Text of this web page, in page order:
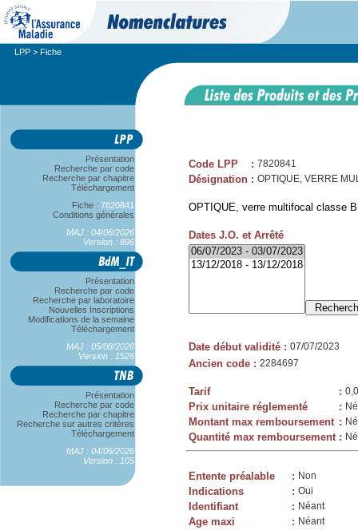
LPP > Fiche
Présentation
Recherche par code
Recherche par chapitre
Téléchargement
Fiche : 7820841
Conditions générales
MAJ : 04/08/2026
Version : 896
Présentation
Recherche par code
Recherche par laboratoire
Nouvelles Inscriptions
Modifications de la semaine
Téléchargement
MAJ : 05/08/2026
Version : 1526
Présentation
Recherche par code
Recherche par chapitre
Recherche sur autres critères
Téléchargement
MAJ : 04/06/2026
Version : 105
Code LPP : 7820841
Désignation : OPTIQUE, VERRE
OPTIQUE, verre multifocal classe
Dates J.O. et Arrêté
Date début validité : 07/07/2023
Ancien code : 2284697
Tarif :
Prix unitaire réglementé :
Montant max remboursement :
Quantité max remboursement :
Entente préalable : Non
Indications : Oui
Identifiant : Néant
Age maxi : Néant